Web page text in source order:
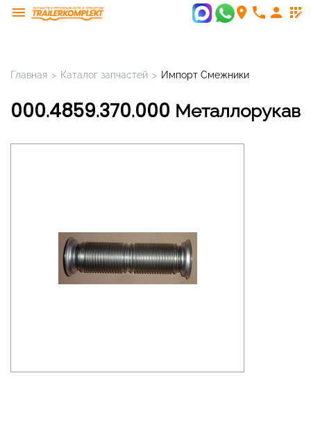
menu room phone person app_registration
Главная > Каталог запчастей > Импорт Смежники
000.4859.370.000 Металлорукав